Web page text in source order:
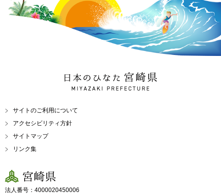
日本のひなた 宮崎県
MIYAZAKI PREFECTURE
サイトのご利用について
アクセシビリティ方針
サイトマップ
リンク集
宮崎県
法人番号：4000020450006